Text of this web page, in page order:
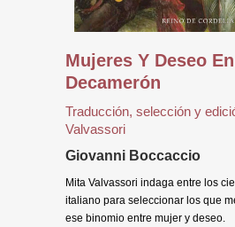
Mujeres Y Deseo En
Decamerón
Traducción, selección y
Valvassori
Giovanni Boccaccio
Mita Valvassori indaga entre los
italiano para seleccionar los que
ese binomio entre mujer y deseo.